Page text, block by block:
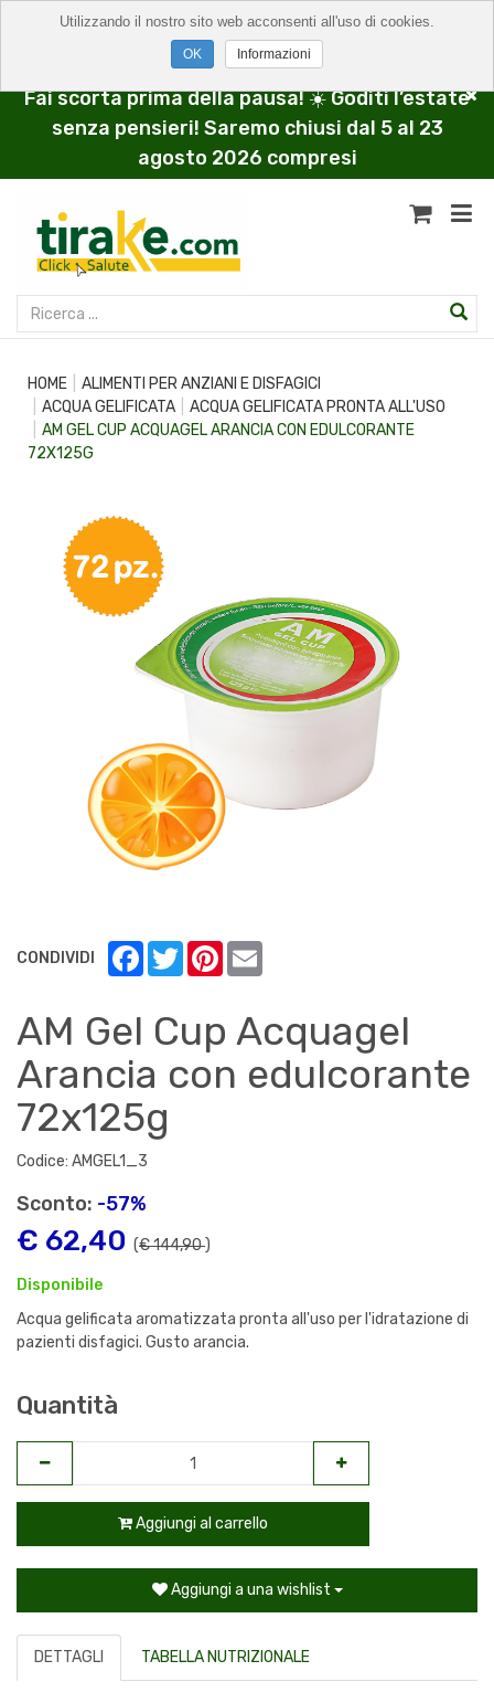
Fai scorta prima della pausa! ☀️ Goditi l’estate
senza pensieri! Saremo chiusi dal 5 al 23
agosto 2026 compresi
HOME
ALIMENTI PER ANZIANI E DISFAGICI
ACQUA GELIFICATA
ACQUA GELIFICATA PRONTA ALL'USO
AM GEL CUP ACQUAGEL ARANCIA CON EDULCORANTE
72X125G
CONDIVIDI FacebookTwitterPinterest
AM Gel Cup Acquagel
Arancia con edulcorante
72x125g
Codice: AMGEL1_3
Sconto: -57%
€ 62,40 (€ 144,90)
Disponibile
Acqua gelificata aromatizzata pronta all'uso per l'idratazione di
pazienti disfagici. Gusto arancia.
Quantità
Aggiungi al carrello
Aggiungi a una wishlist
DETTAGLI TABELLA NUTRIZIONALE
Utilizzando il nostro sito web acconsenti all'uso di cookies.
Informazioni